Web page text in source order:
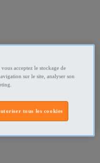
acceptez le stockage de
sur le site, analyser son
tous les cookies